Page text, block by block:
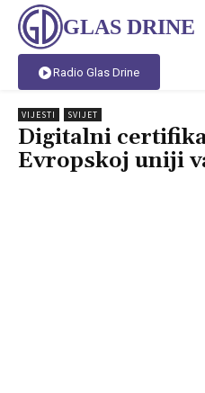
GLAS DRINE
Radio Glas Drine
VIJESTI SVIJET
Digitalni
Evropskoj uniji